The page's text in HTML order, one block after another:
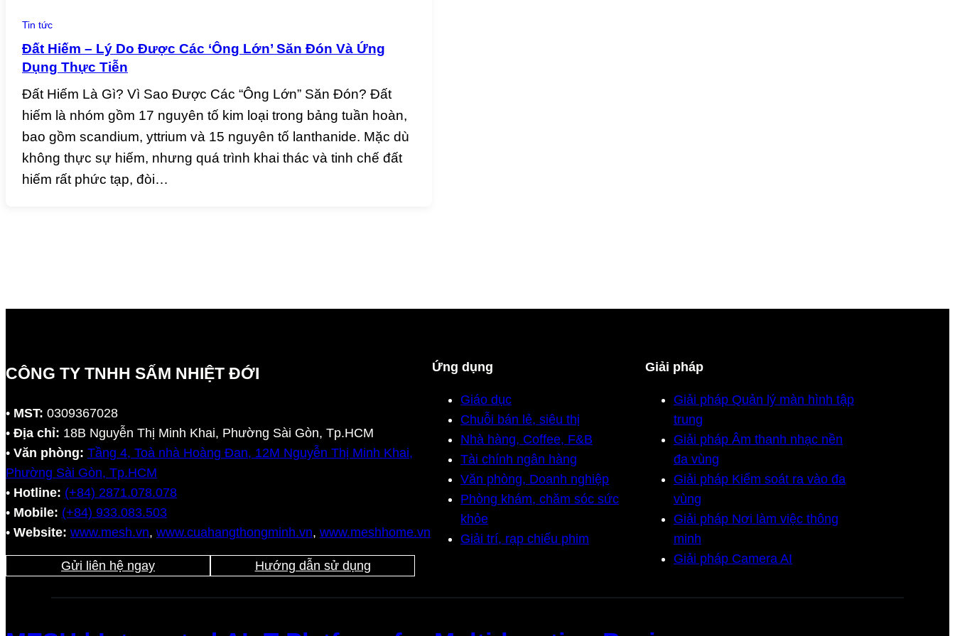
Tin tức
Đất Hiếm – Lý Do Được Các ‘Ông Lớn’ Săn Đón Và Ứng
Dụng Thực Tiễn
Đất Hiếm Là Gì? Vì Sao Được Các “Ông Lớn” Săn Đón? Đất
hiếm là nhóm gồm 17 nguyên tố kim loại trong bảng tuần hoàn,
bao gồm scandium, yttrium và 15 nguyên tố lanthanide. Mặc dù
không thực sự hiếm, nhưng quá trình khai thác và tinh chế đất
hiếm rất phức tạp, đòi…
CÔNG TY TNHH SẤM NHIỆT ĐỚI
• MST: 0309367028
• Địa chỉ: 18B Nguyễn Thị Minh Khai, Phường Sài Gòn, Tp.HCM
• Văn phòng: Tầng 4, Toà nhà Hoàng Đan, 12M Nguyễn Thị Minh Khai,
Phường Sài Gòn, Tp.HCM
• Hotline: (+84) 2871.078.078
• Mobile: (+84) 933.083.503
• Website: www.mesh.vn, www.cuahangthongminh.vn, www.meshhome.vn
Gửi liên hệ ngay Hướng dẫn sử dụng
Ứng dụng
Giáo dục
Chuỗi bán lẻ, siêu thị
Nhà hàng, Coffee, F&B
Tài chính ngân hàng
Văn phòng, Doanh nghiệp
Phòng khám, chăm sóc sức
khỏe
Giải trí, rạp chiếu phim
Giải pháp
Giải pháp Quản lý màn hình tập
trung
Giải pháp Âm thanh nhạc nền
đa vùng
Giải pháp Kiểm soát ra vào đa
vùng
Giải pháp Nơi làm việc thông
minh
Giải pháp Camera AI